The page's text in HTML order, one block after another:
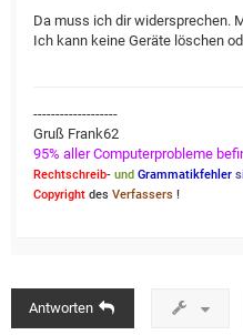
Da muss ich dir widersprechen.
Ich kann keine Geräte löschen
-------------------
Gruß Frank62
95% aller Computerprobleme
Rechtschreib- und Grammatikfehler
Copyright des Verfassers !
Antworten